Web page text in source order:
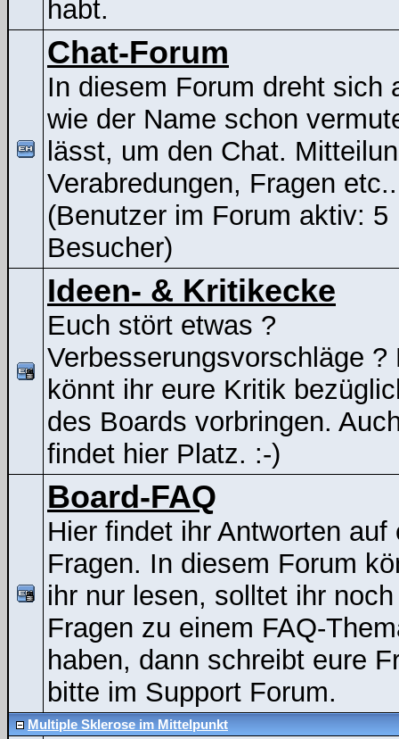
habt.
Chat-Forum
In diesem Forum dreht sich
wie der Name schon
lässt, um den Chat.
Verabredungen, Fragen etc..
(Benutzer im Forum aktiv: 5
Besucher)
Ideen- & Kritikecke
Euch stört etwas ?
Verbesserungsvorschläge ?
könnt ihr eure Kritik
des Boards vorbringen.
findet hier Platz. :-)
Board-FAQ
Hier findet ihr Antworten auf
Fragen. In diesem Forum
ihr nur lesen, solltet ihr noch
Fragen zu einem FAQ-
haben, dann schreibt eure
bitte im Support Forum.
Multiple Sklerose im Mittelpunkt